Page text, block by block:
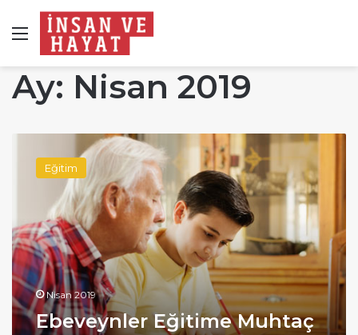
Menü
Ay: Nisan 2019
Eğitime
MuhtaçEğitim
Nisan 2019
Ebeveynler Eğitime Muhtaç